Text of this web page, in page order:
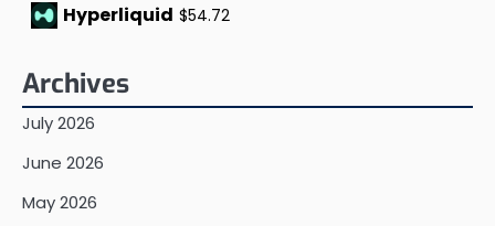
Hyperliquid $54.72
Archives
July 2026
June 2026
May 2026